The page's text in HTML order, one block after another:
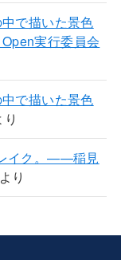
で描いた景色
実行委員会
で描いた景色
り
イク。——稲見
より